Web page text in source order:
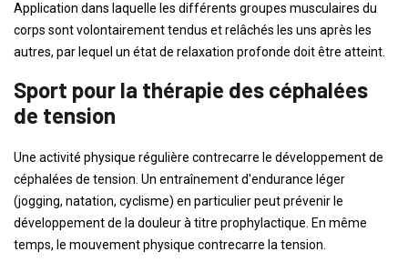
Application dans laquelle les différents groupes musculaires du
corps sont volontairement tendus et relâchés les uns après les
autres, par lequel un état de relaxation profonde doit être atteint.
Sport pour la thérapie des céphalées
de tension
Une activité physique régulière contrecarre le développement de
céphalées de tension. Un entraînement d'endurance léger
(jogging, natation, cyclisme) en particulier peut prévenir le
développement de la douleur à titre prophylactique. En même
temps, le mouvement physique contrecarre la tension.